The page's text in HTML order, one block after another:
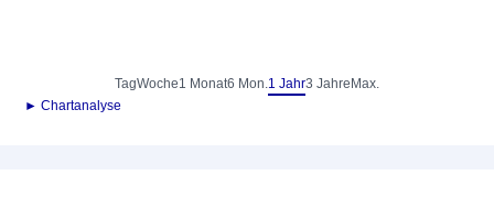
TagWoche1 Monat6 Mon.1 Jahr3 Jahre Max.
► Chartanalyse